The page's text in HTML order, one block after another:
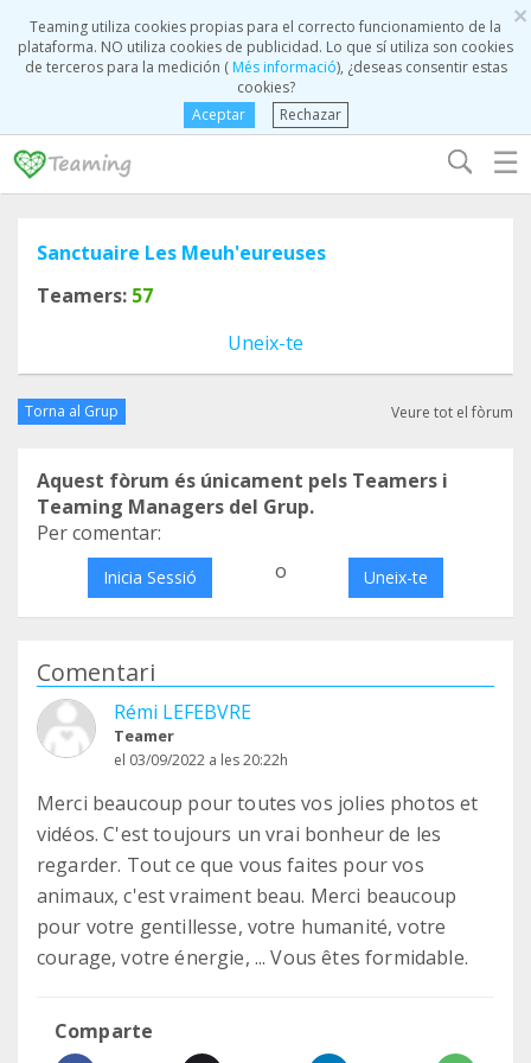
×
Teaming utiliza cookies propias para el correcto funcionamiento de la
plataforma. NO utiliza cookies de publicidad. Lo que sí utiliza son cookies
de terceros para la medición (Més informació), ¿deseas consentir estas
cookies?
Aceptar
Rechazar
☰
Sanctuaire Les Meuh'eureuses
Teamers: 57
Uneix-te
Torna al Grup Veure tot el fòrum
Aquest fòrum és únicament pels Teamers i
Teaming Managers del Grup.
Per comentar:
Inicia Sessió o Uneix-te
Comentari
Rémi LEFEBVRE
Teamer
el 03/09/2022 a les 20:22h
Merci beaucoup pour toutes vos jolies photos et
vidéos. C'est toujours un vrai bonheur de les
regarder. Tout ce que vous faites pour vos
animaux, c'est vraiment beau. Merci beaucoup
pour votre gentillesse, votre humanité, votre
courage, votre énergie, ... Vous êtes formidable.
Comparte